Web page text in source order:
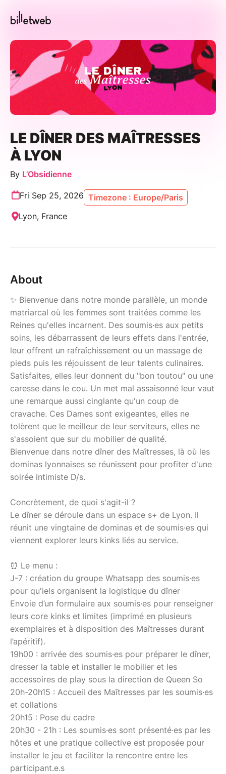
LE DÎNER DES MAÎTRESSES
À LYON
By L’Obsidienne
Fri Sep 25, 2026 Timezone : Europe/Paris
Lyon, France
About
✨ Bienvenue dans notre monde parallèle, un monde
matriarcal où les femmes sont traitées comme les
Reines qu'elles incarnent. Des soumis·es aux petits
soins, les débarrassent de leurs effets dans l'entrée,
leur offrent un rafraîchissement ou un massage de
pieds puis les réjouissent de leur talents culinaires.
Satisfaites, elles leur donnent du "bon toutou" ou une
caresse dans le cou. Un met mal assaisonné leur vaut
une remarque aussi cinglante qu'un coup de
cravache. Ces Dames sont exigeantes, elles ne
tolèrent que le meilleur de leur serviteurs, elles ne
s'assoient que sur du mobilier de qualité.
Bienvenue dans notre dîner des Maîtresses, là où les
dominas lyonnaises se réunissent pour profiter d'une
soirée intimiste D/s.
Concrètement, de quoi s'agit-il ?
Le dîner se déroule dans un espace s+ de Lyon. Il
réunit une vingtaine de dominas et de soumis·es qui
viennent explorer leurs kinks liés au service.
⏰ Le menu :
J-7 : création du groupe Whatsapp des soumis·es
pour qu'iels organisent la logistique du dîner
Envoie d’un formulaire aux soumis·es pour renseigner
leurs core kinks et limites (imprimé en plusieurs
exemplaires et à disposition des Maîtresses durant
l’apéritif).
19h00 : arrivée des soumis·es pour préparer le dîner,
dresser la table et installer le mobilier et les
accessoires de play sous la direction de Queen So
20h-20h15 : Accueil des Maîtresses par les soumis·es
et collations
20h15 : Pose du cadre
20h30 - 21h : Les soumis·es sont présenté·es par les
hôtes et une pratique collective est proposée pour
installer le jeu et faciliter la rencontre entre les
participant.e.s